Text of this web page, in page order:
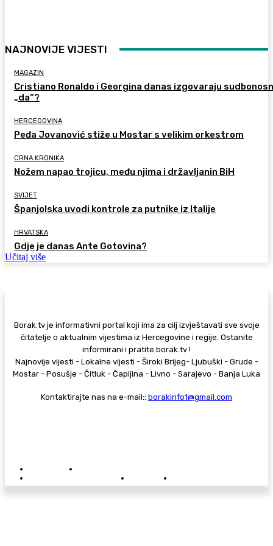
NAJNOVIJE VIJESTI
MAGAZIN
Cristiano Ronaldo i Georgina danas izgovaraju
„da“?
HERCEGOVINA
Peđa Jovanović stiže u Mostar s velikim orkestrom
CRNA KRONIKA
Nožem napao trojicu, među njima i državljanin BiH
SVIJET
Španjolska uvodi kontrole za putnike iz Italije
HRVATSKA
Gdje je danas Ante Gotovina?
Učitaj više
Borak.tv je informativni portal koji ima za cilj izvještavati sve svoje
čitatelje o aktualnim vijestima iz Hercegovine i regije. Ostanite
informirani i pratite borak.tv !
Najnovije vijesti - Lokalne vijesti - Široki Brijeg- Ljubuški - Grude -
Mostar - Posušje - Čitluk - Čapljina - Livno - Sarajevo - Banja Luka
Kontaktirajte nas na e-mail:: borakinfo1@gmail.com